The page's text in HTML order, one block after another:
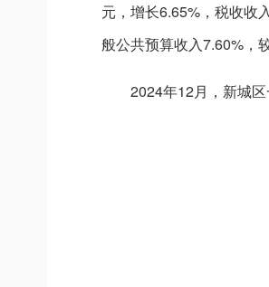
元，增长6.65%，税收收
般公共预算收入7.60%，
2024年12月，新城